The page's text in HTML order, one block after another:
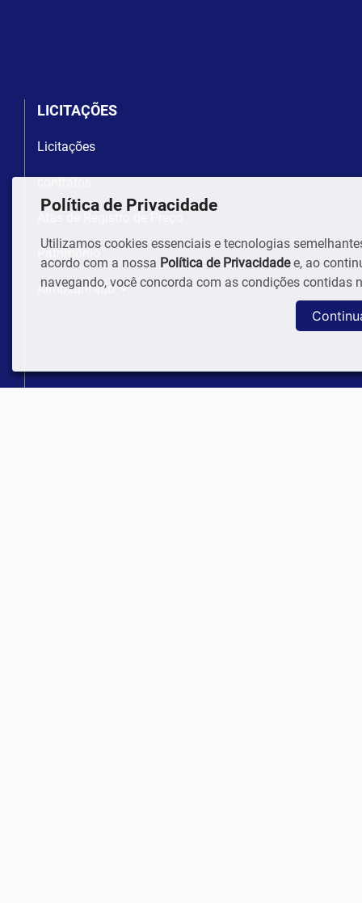
LICITAÇÕES
Licitações
contratos
Patrimônio
Almoxarifado
Política de Privacidade
Utilizamos cookies essenciais e tecnologias
acordo com a nossa Política de Privacidadee, ao
navegando, você concorda com as condições contidas